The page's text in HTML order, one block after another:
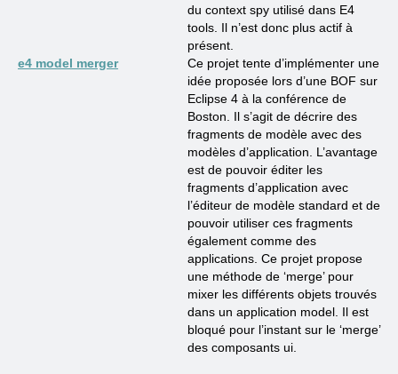
du context spy utilisé dans E4
tools. Il n’est donc plus actif à
présent.
e4 model merger
Ce projet tente d’implémenter une
idée proposée lors d’une BOF sur
Eclipse 4 à la conférence de
Boston. Il s’agit de décrire des
fragments de modèle avec des
modèles d’application. L’avantage
est de pouvoir éditer les
fragments d’application avec
l’éditeur de modèle standard et de
pouvoir utiliser ces fragments
également comme des
applications. Ce projet propose
une méthode de ‘merge’ pour
mixer les différents objets trouvés
dans un application model. Il est
bloqué pour l’instant sur le ‘merge’
des composants ui.